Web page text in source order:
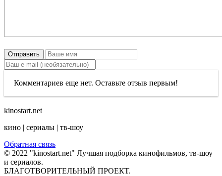
Отправить
Комментариев еще нет. Оставьте отзыв первым!
kinostart.net
кино | сериалы | тв-шоу
Обратная связь
© 2022 "kinostart.net" Лучшая подборка кинофильмов, тв-шоу
и сериалов.
БЛАГОТВОРИТЕЛЬНЫЙ ПРОЕКТ.